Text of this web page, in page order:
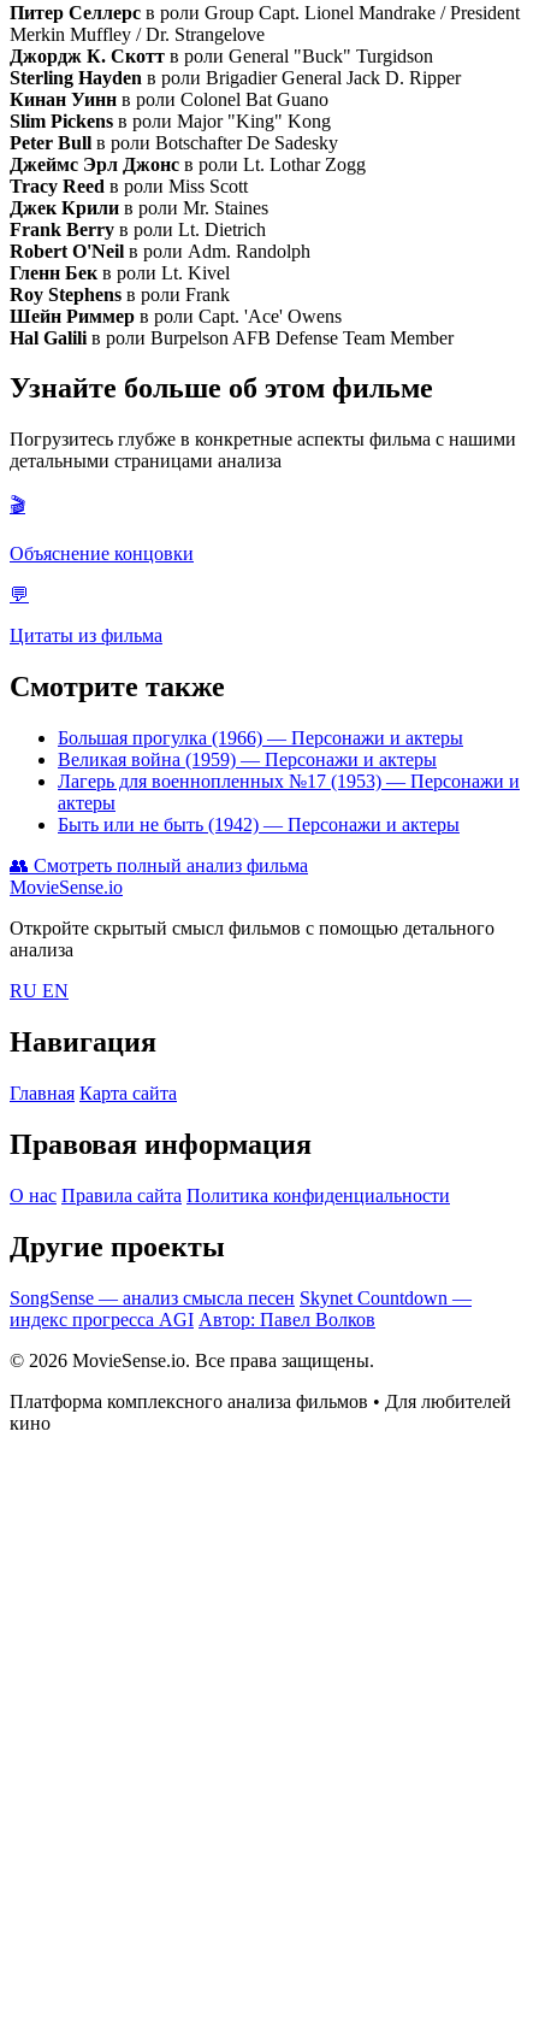
Питер Селлерс в роли Group Capt. Lionel Mandrake / President
Merkin Muffley / Dr. Strangelove
Джордж К. Скотт в роли General "Buck" Turgidson
Sterling Hayden в роли Brigadier General Jack D. Ripper
Кинан Уинн в роли Colonel Bat Guano
Slim Pickens в роли Major "King" Kong
Peter Bull в роли Botschafter De Sadesky
Джеймс Эрл Джонс в роли Lt. Lothar Zogg
Tracy Reed в роли Miss Scott
Джек Крили в роли Mr. Staines
Frank Berry в роли Lt. Dietrich
Robert O'Neil в роли Adm. Randolph
Гленн Бек в роли Lt. Kivel
Roy Stephens в роли Frank
Шейн Риммер в роли Capt. 'Ace' Owens
Hal Galili в роли Burpelson AFB Defense Team Member
Узнайте больше об этом фильме
Погрузитесь глубже в конкретные аспекты фильма с нашими
детальными страницами анализа
🎬
Объяснение концовки
💬
Цитаты из фильма
Смотрите также
Большая прогулка (1966) — Персонажи и актеры
Великая война (1959) — Персонажи и актеры
Лагерь для военнопленных №17 (1953) — Персонажи и
актеры
Быть или не быть (1942) — Персонажи и актеры
👥 Смотреть полный анализ фильма
MovieSense.io
Откройте скрытый смысл фильмов с помощью детального
анализа
RU EN
Навигация
Главная Карта сайта
Правовая информация
О нас Правила сайта Политика конфиденциальности
Другие проекты
SongSense — анализ смысла песен Skynet Countdown —
индекс прогресса AGI Автор: Павел Волков
© 2026 MovieSense.io. Все права защищены.
Платформа комплексного анализа фильмов • Для любителей
кино